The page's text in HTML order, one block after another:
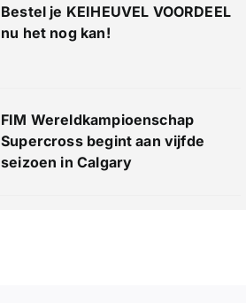
Bestel je KEIHEUVEL VOORDEEL
nu het nog kan!
FIM Wereldkampioenschap
Supercross begint aan vijfde
seizoen in Calgary